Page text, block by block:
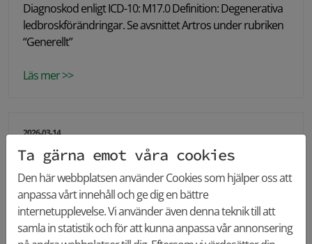
Diagnoskod enligt ICD-10: M17.0 Definition: Degenerativa
ledbroskförändringar. Se avsnittet Artros under rubriken
“Generellt”
Läs mer >>
2026-03-14
Löparknä (Iliotibialband
syndrom)
Diagnoskod enligt ICD-10: M76.3 Definition: Mekanisk
irritation i mjukdelar kring iliotibialbandet vid laterala
femurepikondylen på utsidan knät.
Ta gärna emot våra cookies
Den här webbplatsen använder Cookies som hjälper oss att
anpassa vårt innehåll och ge dig en bättre
internetupplevelse. Vi använder även denna teknik till att
samla in statistik och för att kunna anpassa vår annonsering